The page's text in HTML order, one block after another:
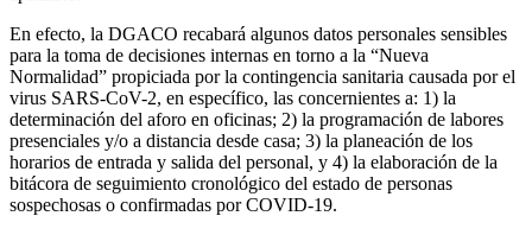
En efecto, la DGACO recabará algunos datos personales sensibles
para la toma de decisiones internas en torno a la “Nueva
Normalidad” propiciada por la contingencia sanitaria causada por el
virus SARS-CoV-2, en específico, las concernientes a: 1) la
determinación del aforo en oficinas; 2) la programación de labores
presenciales y/o a distancia desde casa; 3) la planeación de los
horarios de entrada y salida del personal, y 4) la elaboración de la
bitácora de seguimiento cronológico del estado de personas
sospechosas o confirmadas por COVID-19.